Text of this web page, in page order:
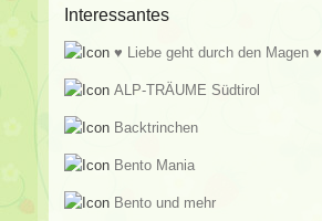
Interessantes
♥ Liebe geht durch den Magen ♥
ALP-TRÄUME Südtirol
Backtrinchen
Bento Mania
Bento und mehr